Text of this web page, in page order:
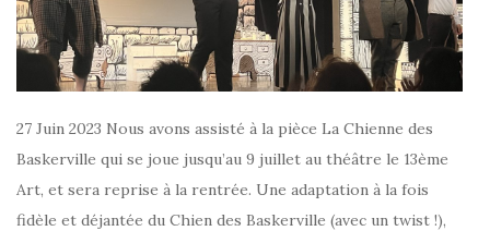
27 Juin 2023 Nous avons assisté à la pièce La Chienne des
Baskerville qui se joue jusqu’au 9 juillet au théâtre le 13ème
Art, et sera reprise à la rentrée. Une adaptation à la fois
fidèle et déjantée du Chien des Baskerville (avec un twist !),